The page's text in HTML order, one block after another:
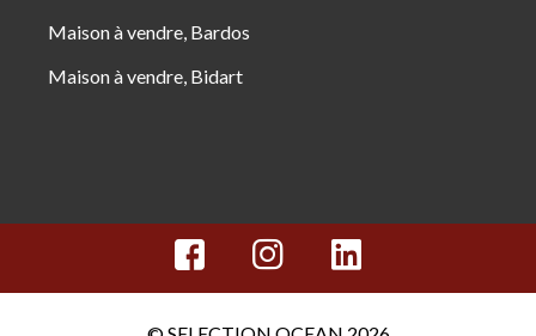
Maison à vendre, Bardos
Maison à vendre, Bidart